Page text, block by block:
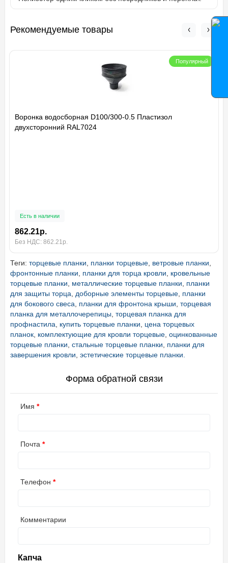
Рекомендуемые товары
Популярный
Воронка водосборная D100/300-0.5 Пластизол
двухсторонний RAL7024
Есть в наличии
862.21р.
Без НДС: 862.21р.
Теги: торцевые планки, планки торцевые, ветровые планки,
фронтонные планки, планки для торца кровли, кровельные
торцевые планки, металлические торцевые планки, планки
для защиты торца, доборные элементы торцевые, планки
для бокового свеса, планки для фронтона крыши, торцевая
планка для металлочерепицы, торцевая планка для
профнастила, купить торцевые планки, цена торцевых
планок, комплектующие для кровли торцевые, оцинкованные
торцевые планки, стальные торцевые планки, планки для
завершения кровли, эстетические торцевые планки.
Форма обратной связи
Имя
Почта
Телефон
Комментарии
Капча